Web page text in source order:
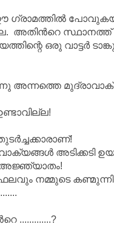
അതിന്‍റെ
ഒരു വാട്ടര്‍
അന്നത്തെ
അടിക്കടി
അജ്ഞ്യാതം!
നമ്മുടെ
.............?